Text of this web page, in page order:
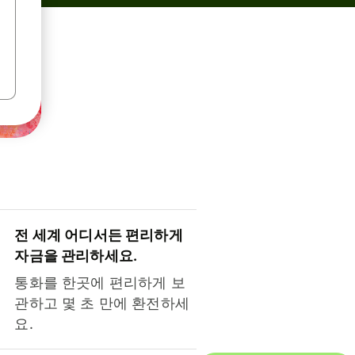
전 세계 어디서든 편리하게
자금을 관리하세요.
통화를 한곳에 편리하게 보
관하고 몇 초 만에 환전하세
요.